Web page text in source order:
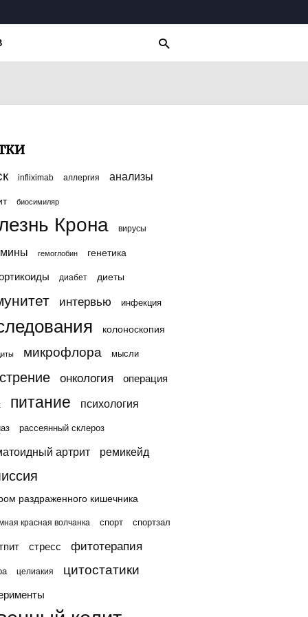
infliximab аллергия анализы
биосимиляр
Крона вирусы
гемоглобин генетика
диабет диеты
интервью инфекция
колоноскопия
микрофлора мысли
онкология операция
питание психология
рассеянный склероз
артрит ремикейд
раздраженного кишечника
красная волчанка спорт спортзал
стресс фитотерапия
целиакия цитостатики
Для любых предложений по сайту:
multikbo@cp9.ru